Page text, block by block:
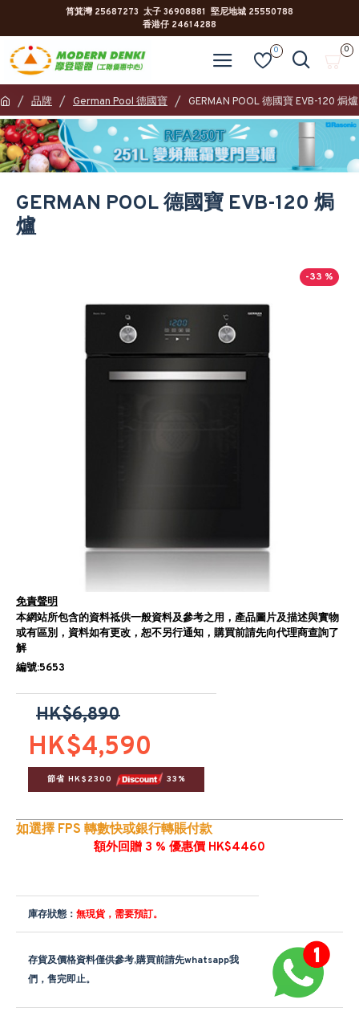
筲箕灣 25687273 太子 36908881 堅尼地城 25550788
香港仔 24614288
0 0
品牌 German Pool 德國寶 GERMAN POOL 德國寶 EVB-120 焗爐
GERMAN POOL 德國寶 EVB-120 焗
爐
-33 %
免責聲明
本網站所包含的資料祗供一般資料及參考之用，產品圖片及描述與實物
或有區別，資料如有更改，恕不另行通知，購買前請先向代理商查詢了
解
編號:5653
HK$4,590
HK$6,890
節省 HK$2300 33%
如選擇 FPS 轉數快或銀行轉賬付款
額外回贈 3 % 優惠價 HK$4460
庫存狀態： 無現貨，需要預訂。
存貨及價格資料僅供參考,購買前請先whatsapp我
們，售完即止。